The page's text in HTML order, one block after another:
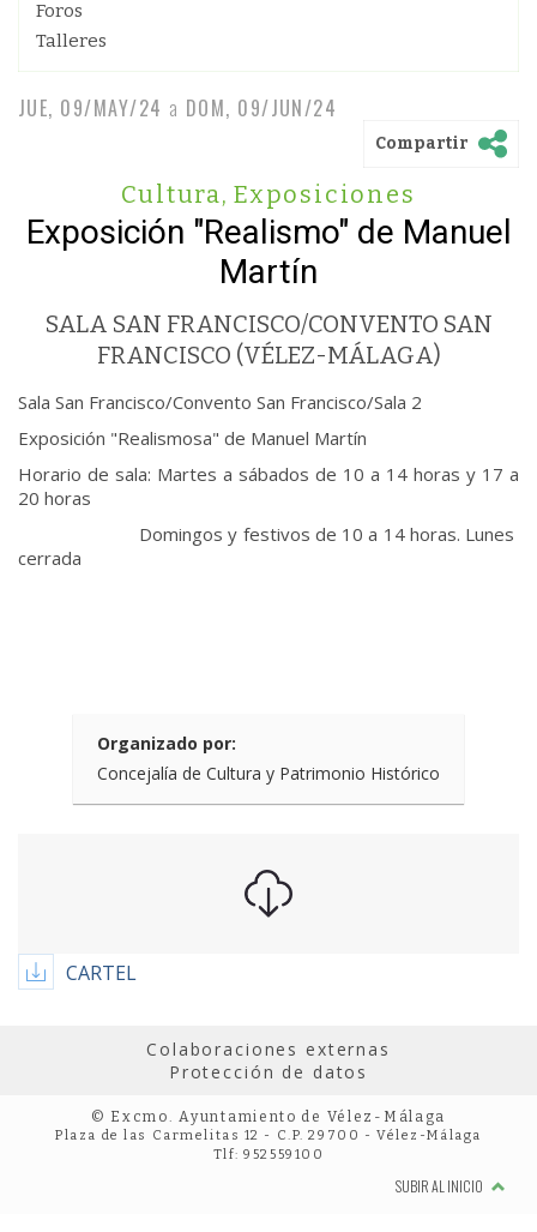
Foros
Talleres
JUE, 09/MAY/24 a DOM, 09/JUN/24
Compartir
Cultura, Exposiciones
Exposición "Realismo" de Manuel
Martín
SALA SAN FRANCISCO/CONVENTO SAN
FRANCISCO (VÉLEZ-MÁLAGA)
Sala San Francisco/Convento San Francisco/Sala 2
Exposición "Realismosa" de Manuel Martín
Horario de sala: Martes a sábados de 10 a 14 horas y 17 a
20 horas
Domingos y festivos de 10 a 14 horas. Lunes
cerrada
Organizado por:
Concejalía de Cultura y Patrimonio Histórico
CARTEL
Colaboraciones externas
Protección de datos
© Excmo. Ayuntamiento de Vélez-Málaga
Plaza de las Carmelitas 12 - C.P. 29700 - Vélez-Málaga
Tlf: 952559100
SUBIR AL INICIO